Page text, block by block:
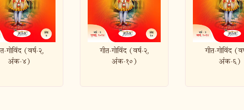
गीत-गोविंद (वर्ष-२,
अंक-१०)
गीत-गोविंद (वर्ष-२,
अंक-६)
गीत-गोविंद
अंक-९)